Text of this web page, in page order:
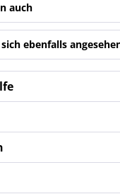
auch
ebenfalls